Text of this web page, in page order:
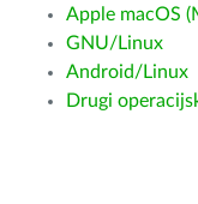
Apple macOS
GNU/Linux
Android/Linux
Drugi